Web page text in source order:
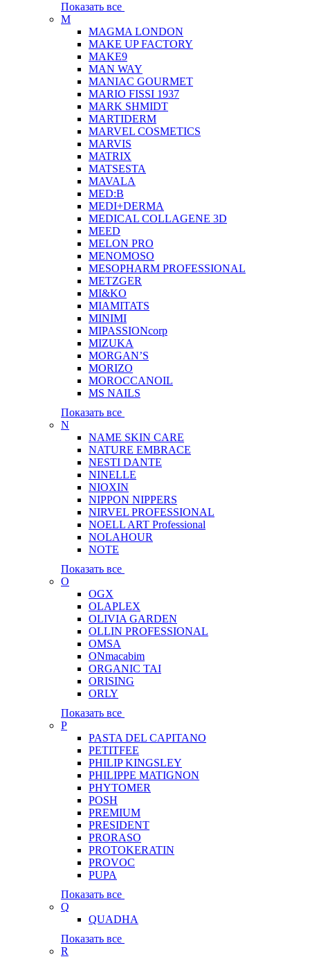
Показать все
M
MAGMA LONDON
MAKE UP FACTORY
MAKE9
MAN WAY
MANIAC GOURMET
MARIO FISSI 1937
MARK SHMIDT
MARTIDERM
MARVEL COSMETICS
MARVIS
MATRIX
MATSESTA
MAVALA
MED:B
MEDI+DERMA
MEDICAL COLLAGENE 3D
MEED
MELON PRO
MENOMOSO
MESOPHARM PROFESSIONAL
METZGER
MI&KO
MIAMITATS
MINIMI
MIPASSIONcorp
MIZUKA
MORGAN’S
MORIZO
MOROCCANOIL
MS NAILS
Показать все
N
NAME SKIN CARE
NATURE EMBRACE
NESTI DANTE
NINELLE
NIOXIN
NIPPON NIPPERS
NIRVEL PROFESSIONAL
NOELL ART Professional
NOLAHOUR
NOTE
Показать все
O
OGX
OLAPLEX
OLIVIA GARDEN
OLLIN PROFESSIONAL
OMSA
ONmacabim
ORGANIC TAI
ORISING
ORLY
Показать все
P
PASTA DEL CAPITANO
PETITFEE
PHILIP KINGSLEY
PHILIPPE MATIGNON
PHYTOMER
POSH
PREMIUM
PRESIDENT
PRORASO
PROTOKERATIN
PROVOC
PUPA
Показать все
Q
QUADHA
Показать все
R